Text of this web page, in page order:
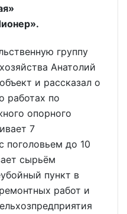
группу
Анатолий
и рассказал о
работах по
опорного
7
поголовьем до 10
сырьём
пункт в
работ и